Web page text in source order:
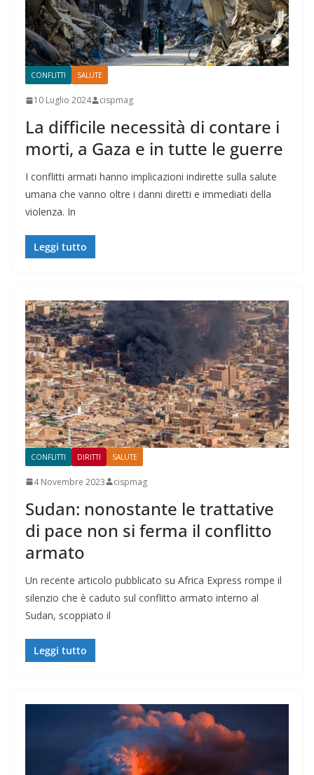
CONFLITTI SALUTE
10 Luglio 2024 cispmag
La difficile necessità di contare i
morti, a Gaza e in tutte le guerre
I conflitti armati hanno implicazioni indirette sulla salute
umana che vanno oltre i danni diretti e immediati della
violenza. In
Leggi tutto
CONFLITTI DIRITTI SALUTE
4 Novembre 2023 cispmag
Sudan: nonostante le trattative
di pace non si ferma il conflitto
armato
Un recente articolo pubblicato su Africa Express rompe il
silenzio che è caduto sul conflitto armato interno al
Sudan, scoppiato il
Leggi tutto